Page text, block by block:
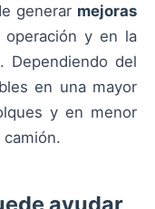
generar mejoras
y en la
Dependiendo del
en una mayor
y en menor
ayudar